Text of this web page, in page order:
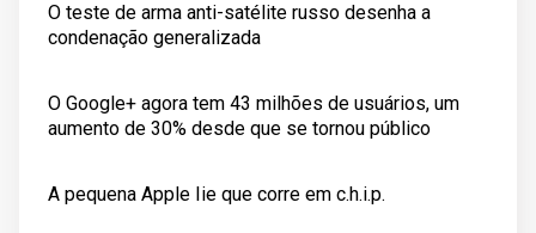
O teste de arma anti-satélite russo desenha a
condenação generalizada
O Google+ agora tem 43 milhões de usuários, um
aumento de 30% desde que se tornou público
A pequena Apple Iie que corre em c.h.i.p.